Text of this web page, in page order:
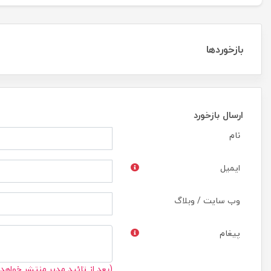
بازخوردها
ارسال بازخورد
نام
ایمیل
وب سایت / وبلاگ
پیغام